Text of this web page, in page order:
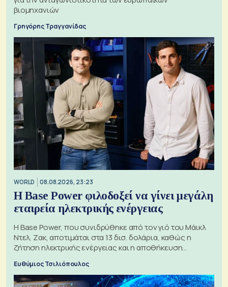
βιομηχανιών
Γρηγόρης Τραγγανίδας
WORLD 08.08.2026, 23:23
Η Base Power φιλοδοξεί να γίνει μεγάλη
εταιρεία ηλεκτρικής ενέργειας
Η Base Power, που συνιδρύθηκε από τον γιό του Μάικλ
Ντελ, Ζακ, αποτιμάται στα 13 δισ. δολάρια, καθώς η
ζήτηση ηλεκτρικής ενέργειας και η αποθήκευση
Ευθύμιος Τσιλιόπουλος